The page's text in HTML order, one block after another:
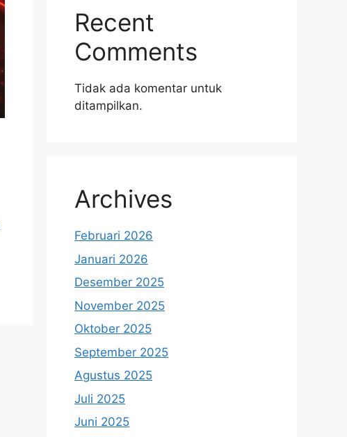
Recent
Comments
Tidak ada komentar untuk
ditampilkan.
Archives
Februari 2026
Januari 2026
Desember 2025
November 2025
Oktober 2025
September 2025
Agustus 2025
Juli 2025
Juni 2025